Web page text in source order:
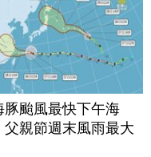
豚颱風最快下午海
父親節週末風雨最大